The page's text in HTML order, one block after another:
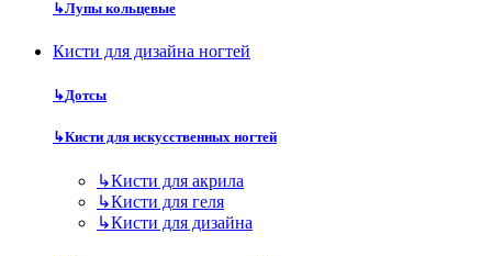
↳Лупы кольцевые
Кисти для дизайна ногтей
↳Дотсы
↳Кисти для искусственных ногтей
↳Кисти для акрила
↳Кисти для геля
↳Кисти для дизайна